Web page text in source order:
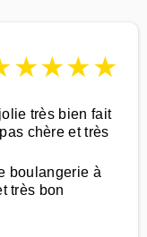
★★★★
très bien fait
chère et très
boulangerie à
très bon